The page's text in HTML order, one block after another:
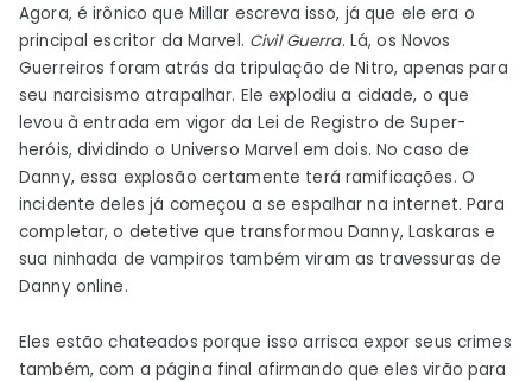
Agora, é irônico que Millar escreva isso, já que ele era o
principal escritor da Marvel. Civil Guerra. Lá, os Novos
Guerreiros foram atrás da tripulação de Nitro, apenas para
seu narcisismo atrapalhar. Ele explodiu a cidade, o que
levou à entrada em vigor da Lei de Registro de Super-
heróis, dividindo o Universo Marvel em dois. No caso de
Danny, essa explosão certamente terá ramificações. O
incidente deles já começou a se espalhar na internet. Para
completar, o detetive que transformou Danny, Laskaras e
sua ninhada de vampiros também viram as travessuras de
Danny online.
Eles estão chateados porque isso arrisca expor seus crimes
também, com a página final afirmando que eles virão para